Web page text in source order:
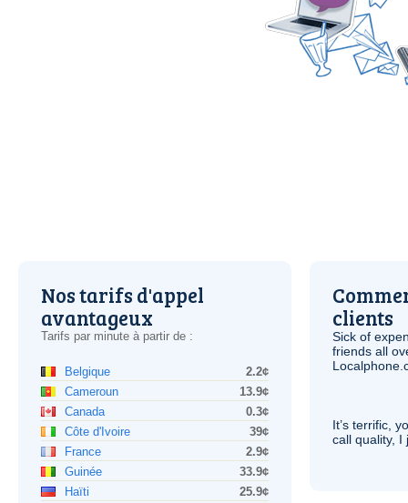
Nos tarifs d'appel
avantageux
Tarifs par minute à partir de :
Belgique
2.2¢
Cameroun
13.9¢
Canada
0.3¢
Côte d'Ivoire
39¢
France
2.9¢
Guinée
33.9¢
Haïti
25.9¢
clients
Sick of
friends all
It’s terrific,
call quality, I